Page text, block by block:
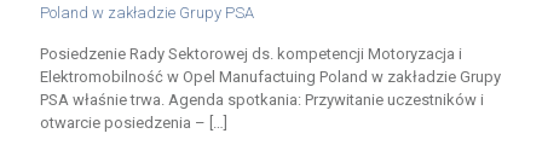
Poland w zakładzie Grupy PSA
Posiedzenie Rady Sektorowej ds. kompetencji Motoryzacja i
Elektromobilność w Opel Manufactuing Poland w zakładzie Grupy
PSA właśnie trwa. Agenda spotkania: Przywitanie uczestników i
otwarcie posiedzenia – […]